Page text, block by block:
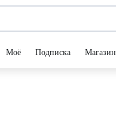
Моё Подписка Магазин